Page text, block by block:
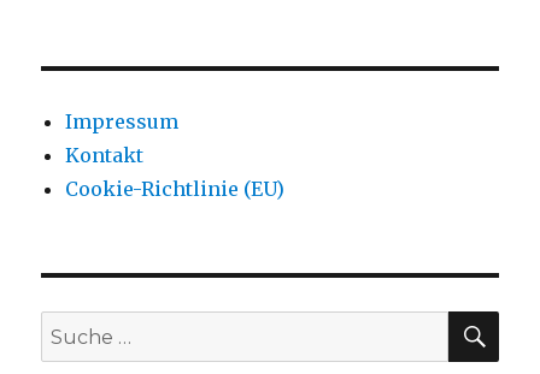
Impressum
Kontakt
Cookie-Richtlinie (EU)
Suche
nach: